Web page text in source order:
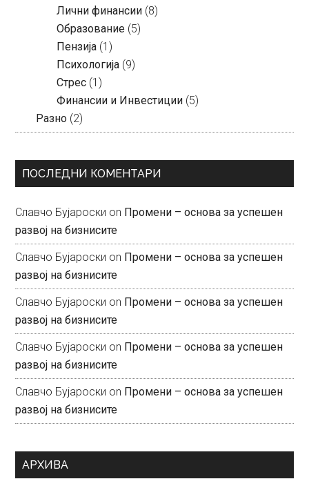
Лични финансии (8)
Образование (5)
Пензија (1)
Психологија (9)
Стрес (1)
Финансии и Инвестиции (5)
Разно (2)
ПОСЛЕДНИ КОМЕНТАРИ
Славчо Бујароски on Промени – основа за успешен
развој на бизнисите
Славчо Бујароски on Промени – основа за успешен
развој на бизнисите
Славчо Бујароски on Промени – основа за успешен
развој на бизнисите
Славчо Бујароски on Промени – основа за успешен
развој на бизнисите
Славчо Бујароски on Промени – основа за успешен
развој на бизнисите
АРХИВА